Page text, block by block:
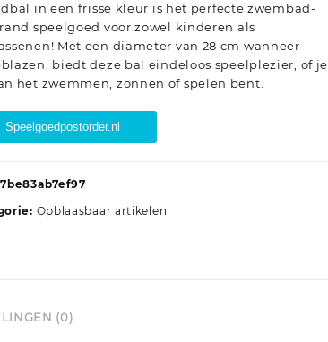
in een frisse kleur is het perfecte zwembad-
speelgoed voor zowel kinderen als
Met een diameter van 28 cm wanneer
biedt deze bal eindeloos speelplezier, of je
het zwemmen, zonnen of spelen bent.
Speelgoedpostorder.nl
7be83ab7ef97
Opblaasbaar artikelen
(0)